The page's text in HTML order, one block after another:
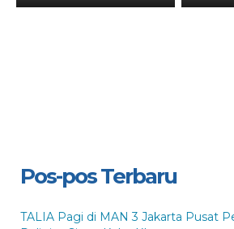
Pos-pos Terbaru
TALIA Pagi di MAN 3 Jakarta Pusat